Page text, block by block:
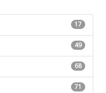
17
49
68
71